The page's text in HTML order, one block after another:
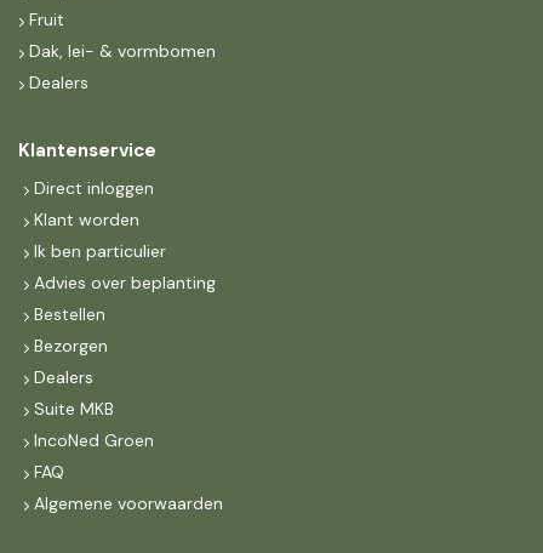
Fruit
Dak, lei- & vormbomen
Dealers
Klantenservice
Direct inloggen
Klant worden
Ik ben particulier
Advies over beplanting
Bestellen
Bezorgen
Dealers
Suite MKB
IncoNed Groen
FAQ
Algemene voorwaarden